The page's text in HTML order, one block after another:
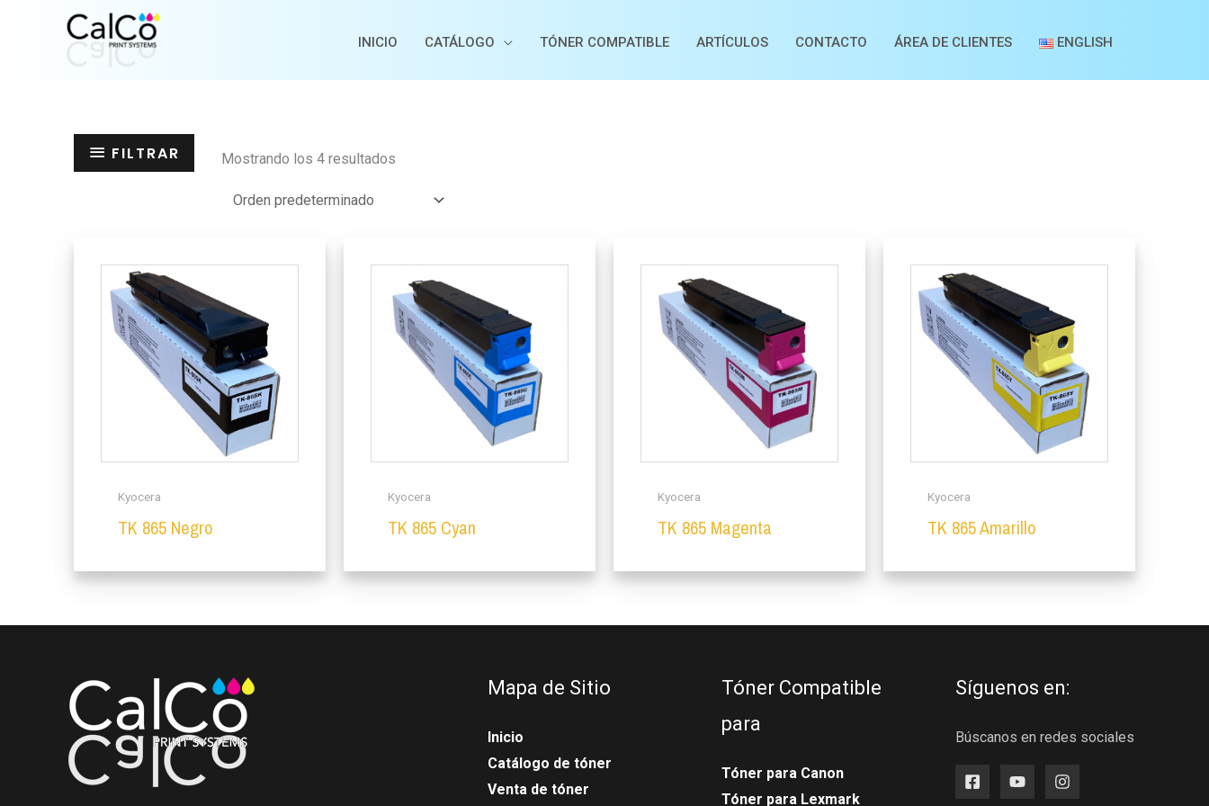
INICIO CATÁLOGO TÓNER COMPATIBLE ARTÍCULOS CONTACTO ÁREA DE CLIENTES ENGLISH
FILTRAR Mostrando los 4 resultados
Kyocera
TK 865 Negro
Kyocera
TK 865 Cyan
Kyocera
TK 865 Magenta
Kyocera
TK 865 Amarillo
Mapa de Sitio
Inicio
Catálogo de tóner
Venta de tóner
Tóner Compatible
para
Tóner para Canon
Tóner para Lexmark
Síguenos en:
Búscanos en redes sociales